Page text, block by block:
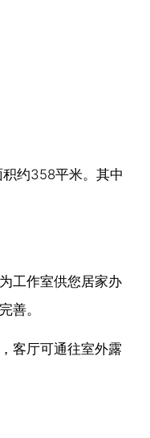
约358平米。其中
工作室供您居家办
善。
客厅可通往室外露